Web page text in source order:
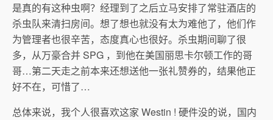
是真的有这种虫啊？经理到了之后立马安排了常驻酒店的
杀虫队来清扫房间。想了想也就没有太为难他了，他们作
为管理者也很辛苦，态度真心也很好。杀虫期间聊了很
多，从万豪合并 SPG ，到他在美国丽思卡尔顿工作的哥
哥…第二天走之前本来还想送他一张礼赞券的，结果他正
好不在，可惜了…
总体来说，我个人很喜欢这家 Westin ! 硬件没的说，国内